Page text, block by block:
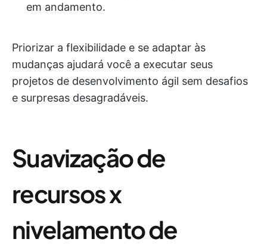
em andamento.
Priorizar a flexibilidade e se adaptar às
mudanças ajudará você a executar seus
projetos de desenvolvimento ágil sem desafios
e surpresas desagradáveis.
Suavização de
recursos x
nivelamento de